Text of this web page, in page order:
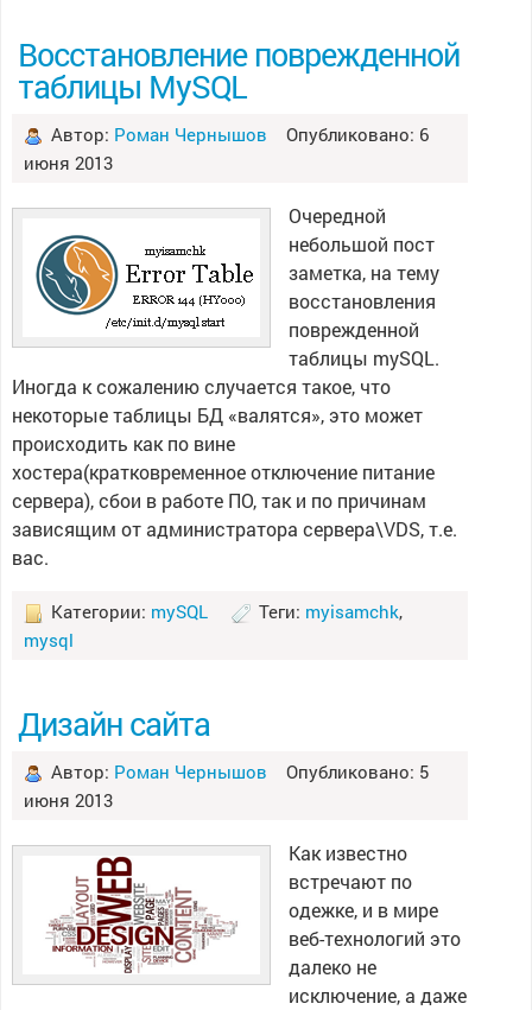
Восстановление поврежденной
таблицы MySQL
Автор: Роман Чернышов Опубликовано: 6
июня 2013
Очередной
небольшой пост
заметка, на тему
восстановления
поврежденной
таблицы mySQL.
Иногда к сожалению случается такое, что
некоторые таблицы БД «валятся», это может
происходить как по вине
хостера(кратковременное отключение питание
сервера), сбои в работе ПО, так и по причинам
зависящим от администратора сервера\VDS, т.е.
вас.
Категории: mySQL Теги: myisamchk,
mysql
Дизайн сайта
Автор: Роман Чернышов Опубликовано: 5
июня 2013
Как известно
встречают по
одежке, и в мире
веб-технологий это
далеко не
исключение, а даже